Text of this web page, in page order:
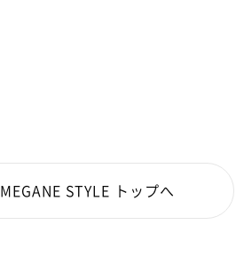
MEGANE STYLE トップへ